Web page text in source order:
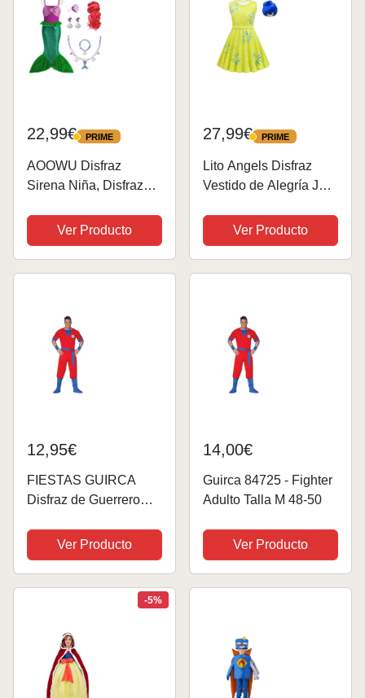
22,99€ PRIME
PRIME
AOOWU Disfraz
Sirena Niña, Disfraz
Dibujos Animados,
Vestido Princesa Niña
con Peluca Collar
niña Halloween...
Ver Producto
27,99€ PRIME
PRIME
Lito Angels Disfraz
Vestido de Alegría Joy
Fiesta con Peluca para
Niñas Talla 5-6 años
Ver Producto
12,95€
FIESTAS GUIRCA
Disfraz de Guerrero
52-54Ver Producto
14,00€
Guirca 84725 - Fighter
Adulto Talla M 48-50
Ver Producto
-5%